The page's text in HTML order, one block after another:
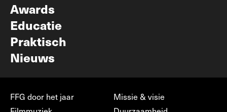
Awards
Educatie
Praktisch
Nieuws
FFG door het jaar
Missie & visie